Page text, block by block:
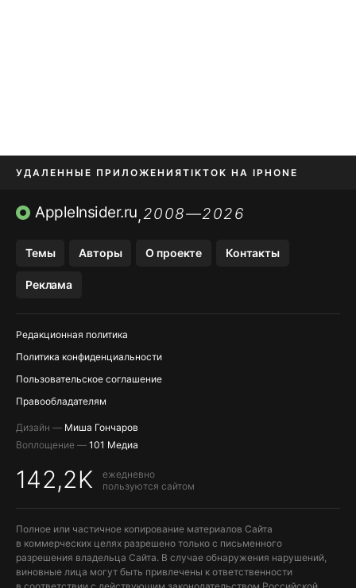
УДАЛЕННЫЕ ПРИЛОЖЕНИЯTIKTOK НА IPHONE
ПРИЛОЖЕНИЯ БЕЗ APP STORE
AppleInsider.ru,2008—2026
Темы Авторы О проекте Контакты
Реклама
Редакционная политика
Политика конфиденциальности
Пользовательское соглашение
Правообладателям
Дизайн — Миша Гончаров
Воплощение — 101 Медиа
142,2K
ежедневно
пользуются сайтом
Полное или частичное копирование материалов Сайта
в коммерческих целях разрешено только с письменного
разрешения владельца Сайта. В случае обнаружения нарушений,
виновные лица могут быть привлечены к ответственности